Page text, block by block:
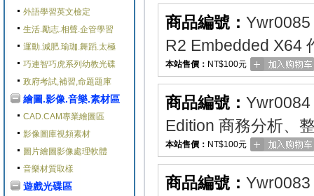
外語學習英文檢定
生活.勵志.相聲.企管學習
運動.減肥.瑜珈.舞蹈.太極
巧連智巧虎系列幼教光碟
政府考試,補習,命題題庫
繪圖.影像.音樂.素材區
CAD.CAM專業繪圖區
影像圖庫視頻素材
圖片繪圖影像處理軟體
音樂材質取樣
遊戲光碟區
商品編號： Ywr0085
R2 Embedded X64
本站售價： NT$100元
商品編號： Ywr0084
Edition 商務分析、
本站售價： NT$100元
商品編號： Ywr0083